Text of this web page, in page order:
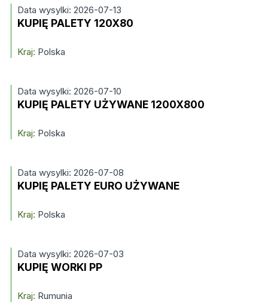
Data wysylki: 2026-07-13
KUPIĘ PALETY 120X80
Kraj: Polska
Data wysylki: 2026-07-10
KUPIĘ PALETY UŻYWANE 1200X800
Kraj: Polska
Data wysylki: 2026-07-08
KUPIĘ PALETY EURO UŻYWANE
Kraj: Polska
Data wysylki: 2026-07-03
KUPIĘ WORKI PP
Kraj: Rumunia